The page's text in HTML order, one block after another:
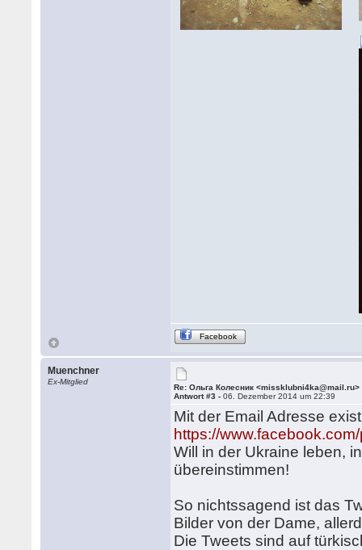
Facebook
Muenchner
Ex-Mitglied
Re: Ольга Колесник <missklubni4ka@mail.ru>
Antwort #3 -06. Dezember 2014 um 22:39
Mit der Email Adresse
https://
Will in der Ukraine leben,
übereinstimmen!
So nichtssagend ist das
Bilder von der Dame,
Die Tweets sind auf